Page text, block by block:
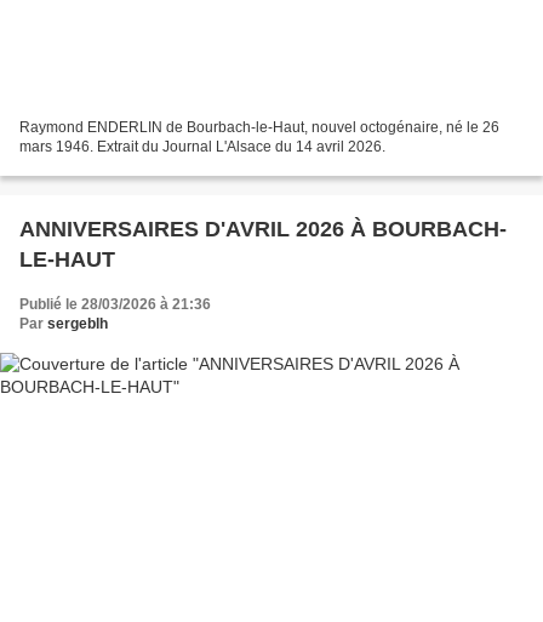
Raymond ENDERLIN de Bourbach-le-Haut, nouvel octogénaire, né le 26
mars 1946. Extrait du Journal L'Alsace du 14 avril 2026.
ANNIVERSAIRES D'AVRIL 2026 À BOURBACH-
LE-HAUT
Publié le 28/03/2026 à 21:36
Par sergeblh